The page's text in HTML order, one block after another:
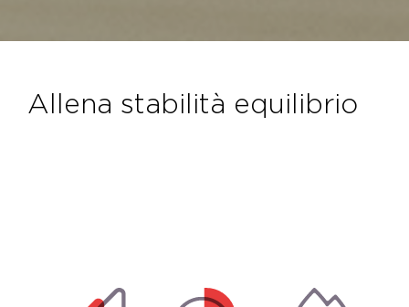
allena stabilità equilibrio